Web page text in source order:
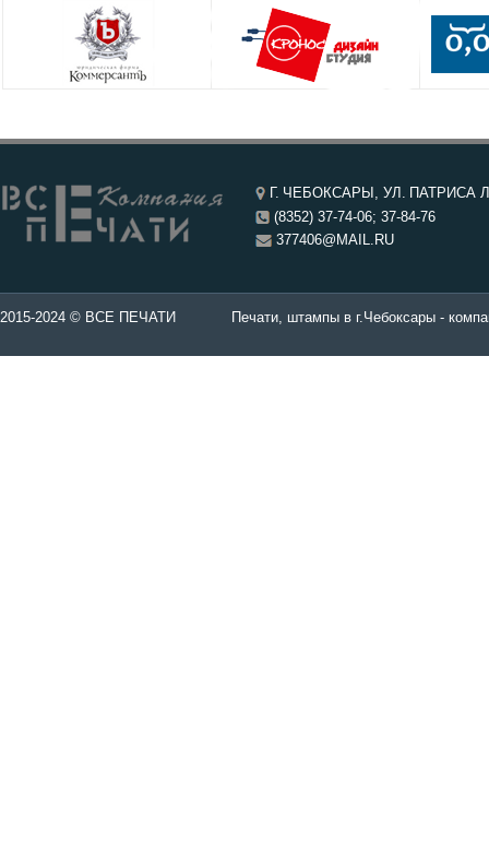
Г. ЧЕБОКСАРЫ, УЛ. ПАТРИСА
(8352) 37-74-06; 37-84-76
377406@MAIL.RU
в Чебоксары. Печати, штампы в г.Чебоксары -
2015-2024 © ВСЕ ПЕЧАТИ